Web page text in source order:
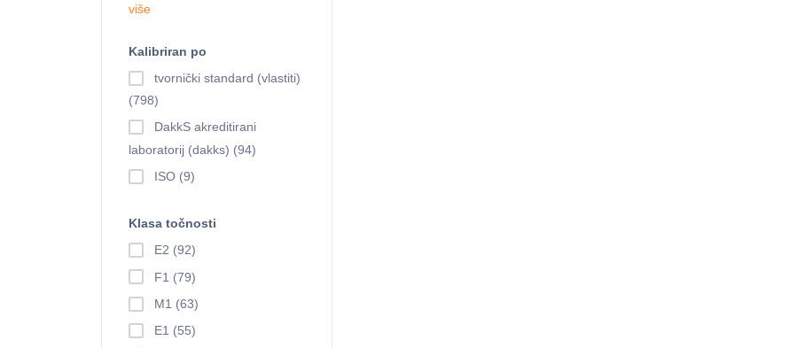
više
Kalibriran po
tvornički standard (vlastiti)
(798)
DakkS akreditirani
laboratorij (dakks) (94)
ISO (9)
Klasa točnosti
E2 (92)
F1 (79)
M1 (63)
E1 (55)